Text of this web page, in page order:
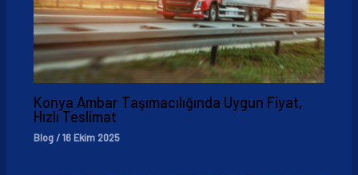
Konya Ambar Taşımacılığında Uygun Fiyat,
Hızlı Teslimat
Blog/16 Ekim 2025